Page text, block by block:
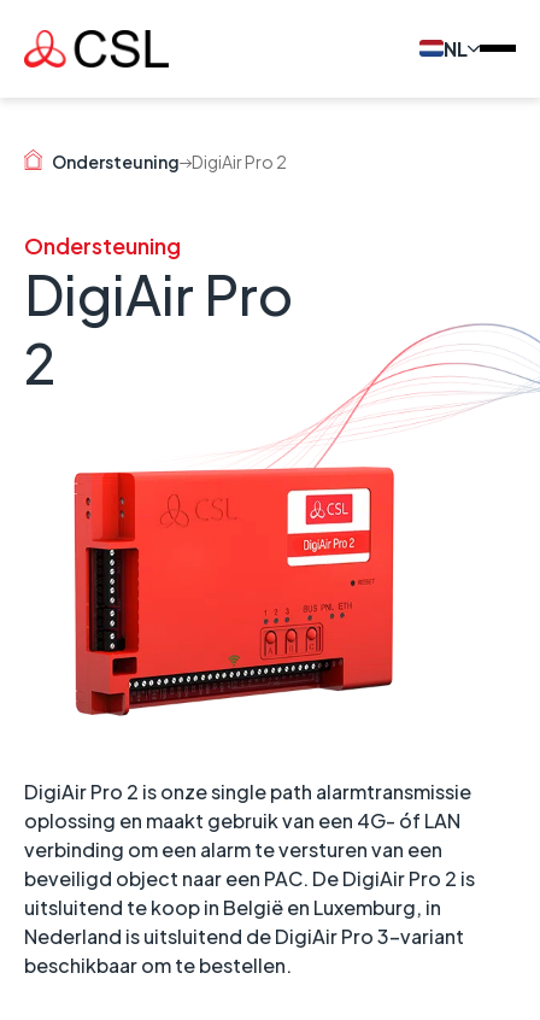
NL
Ondersteuning DigiAir Pro 2
Ondersteuning
DigiAir Pro
2
DigiAir Pro 2 is onze single path alarmtransmissie
oplossing en maakt gebruik van een 4G- óf LAN
verbinding om een alarm te versturen van een
beveiligd object naar een PAC. De DigiAir Pro 2 is
uitsluitend te koop in België en Luxemburg, in
Nederland is uitsluitend de DigiAir Pro 3-variant
beschikbaar om te bestellen.